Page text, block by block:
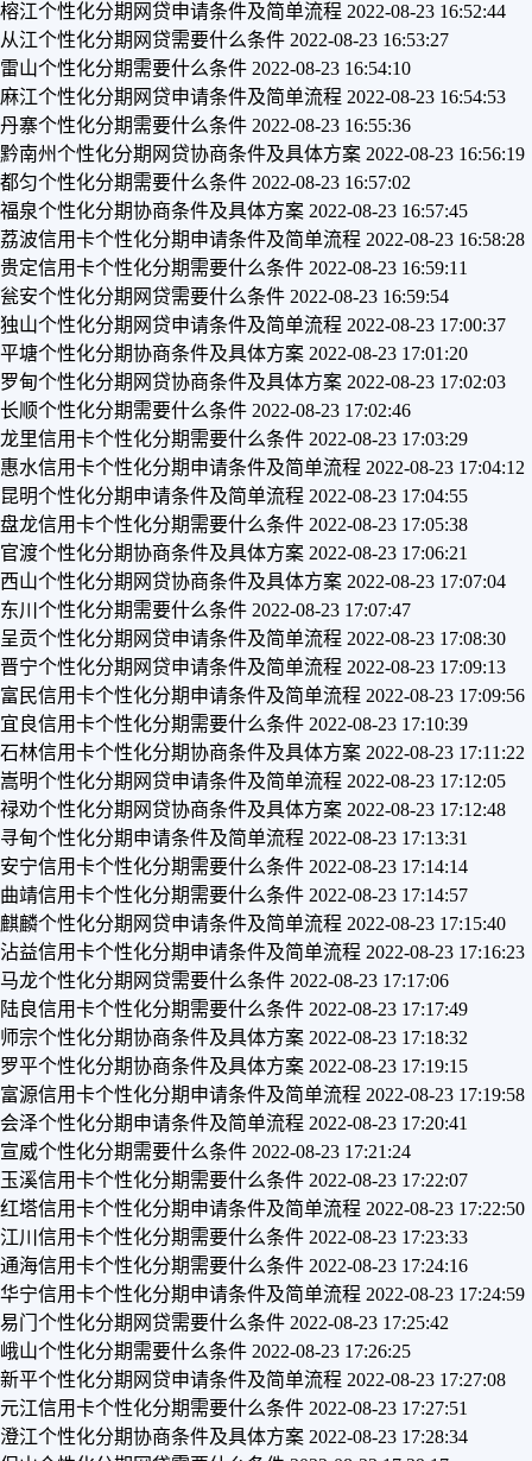
榕江个性化分期网贷申请条件及简单流程 2022-08-23 16:52:44
从江个性化分期网贷需要什么条件 2022-08-23 16:53:27
雷山个性化分期需要什么条件 2022-08-23 16:54:10
麻江个性化分期网贷申请条件及简单流程 2022-08-23 16:54:53
丹寨个性化分期需要什么条件 2022-08-23 16:55:36
黔南州个性化分期网贷协商条件及具体方案 2022-08-23 16:56:19
都匀个性化分期需要什么条件 2022-08-23 16:57:02
福泉个性化分期协商条件及具体方案 2022-08-23 16:57:45
荔波信用卡个性化分期申请条件及简单流程 2022-08-23 16:58:28
贵定信用卡个性化分期需要什么条件 2022-08-23 16:59:11
瓮安个性化分期网贷需要什么条件 2022-08-23 16:59:54
独山个性化分期网贷申请条件及简单流程 2022-08-23 17:00:37
平塘个性化分期协商条件及具体方案 2022-08-23 17:01:20
罗甸个性化分期网贷协商条件及具体方案 2022-08-23 17:02:03
长顺个性化分期需要什么条件 2022-08-23 17:02:46
龙里信用卡个性化分期需要什么条件 2022-08-23 17:03:29
惠水信用卡个性化分期申请条件及简单流程 2022-08-23 17:04:12
昆明个性化分期申请条件及简单流程 2022-08-23 17:04:55
盘龙信用卡个性化分期需要什么条件 2022-08-23 17:05:38
官渡个性化分期协商条件及具体方案 2022-08-23 17:06:21
西山个性化分期网贷协商条件及具体方案 2022-08-23 17:07:04
东川个性化分期需要什么条件 2022-08-23 17:07:47
呈贡个性化分期网贷申请条件及简单流程 2022-08-23 17:08:30
晋宁个性化分期网贷申请条件及简单流程 2022-08-23 17:09:13
富民信用卡个性化分期申请条件及简单流程 2022-08-23 17:09:56
宜良信用卡个性化分期需要什么条件 2022-08-23 17:10:39
石林信用卡个性化分期协商条件及具体方案 2022-08-23 17:11:22
嵩明个性化分期网贷申请条件及简单流程 2022-08-23 17:12:05
禄劝个性化分期网贷协商条件及具体方案 2022-08-23 17:12:48
寻甸个性化分期申请条件及简单流程 2022-08-23 17:13:31
安宁信用卡个性化分期需要什么条件 2022-08-23 17:14:14
曲靖信用卡个性化分期需要什么条件 2022-08-23 17:14:57
麒麟个性化分期网贷申请条件及简单流程 2022-08-23 17:15:40
沾益信用卡个性化分期申请条件及简单流程 2022-08-23 17:16:23
马龙个性化分期网贷需要什么条件 2022-08-23 17:17:06
陆良信用卡个性化分期需要什么条件 2022-08-23 17:17:49
师宗个性化分期协商条件及具体方案 2022-08-23 17:18:32
罗平个性化分期协商条件及具体方案 2022-08-23 17:19:15
富源信用卡个性化分期申请条件及简单流程 2022-08-23 17:19:58
会泽个性化分期申请条件及简单流程 2022-08-23 17:20:41
宣威个性化分期需要什么条件 2022-08-23 17:21:24
玉溪信用卡个性化分期需要什么条件 2022-08-23 17:22:07
红塔信用卡个性化分期申请条件及简单流程 2022-08-23 17:22:50
江川信用卡个性化分期需要什么条件 2022-08-23 17:23:33
通海信用卡个性化分期需要什么条件 2022-08-23 17:24:16
华宁信用卡个性化分期申请条件及简单流程 2022-08-23 17:24:59
易门个性化分期网贷需要什么条件 2022-08-23 17:25:42
峨山个性化分期需要什么条件 2022-08-23 17:26:25
新平个性化分期网贷申请条件及简单流程 2022-08-23 17:27:08
元江信用卡个性化分期需要什么条件 2022-08-23 17:27:51
澄江个性化分期协商条件及具体方案 2022-08-23 17:28:34